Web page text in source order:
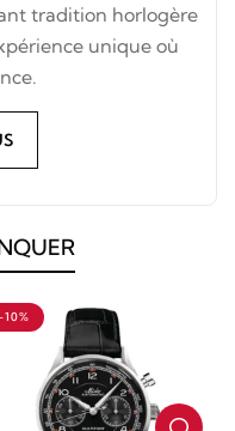
tradition horlogère
unique où
10%